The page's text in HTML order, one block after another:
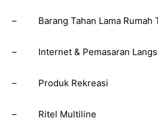
– Barang Tahan Lama Rumah
– Internet & Pemasaran
– Produk Rekreasi
– Ritel Multiline